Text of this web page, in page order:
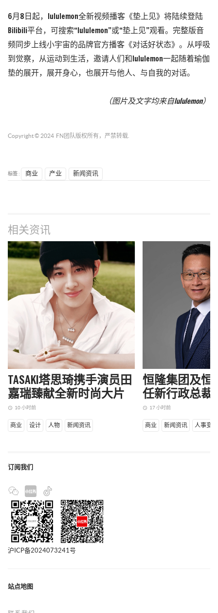
6月 8 日起， lululemon全新视频播客《垫上见》将陆续登陆
Bilibili平台，可搜索“ lululemon”或“垫上见”观看。完整版音
频同步上线小宇宙的品牌官方播客《对话好状态》。从呼吸
到觉察，从运动到生活，邀请人们和 lululemon一起随着瑜伽
垫的展开，展开身心，也展开与他人、与自我的对话。
（图片及文字均来自lululemon）
Copyright © 2024 FN团队 版权所有，严禁转载.
标签 : 商业 产业 新闻资讯
相关资讯
TASAKI塔思琦携手演员田
嘉瑞臻献全新时尚大片
access_time 10 小时前
商业 设计 人物 新闻资讯
恒隆集团及恒
任新行政总裁
access_time 17 小时前
商业 新闻资讯 人事变动
订阅我们
沪ICP备2024073241号
站点地图